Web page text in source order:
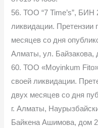
56. ТОО “7 Time’s”, БИН
ликвидации. Претензии
месяцев со дня
Алматы, ул. Байзакова,
60. ТОО «Moyinkum
своей ликвидации.
двух месяцев со дня
г. Алматы,
Байкена Ашимова, дом